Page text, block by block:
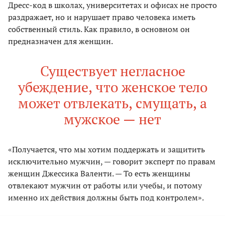
Дресс-код в школах, университетах и офисах не просто
раздражает, но и нарушает право человека иметь
собственный стиль. Как правило, в основном он
предназначен для женщин.
Существует негласное
убеждение, что женское тело
может отвлекать, смущать, а
мужское — нет
«Получается, что мы хотим поддержать и защитить
исключительно мужчин, — говорит эксперт по правам
женщин Джессика Валенти. — То есть женщины
отвлекают мужчин от работы или учебы, и потому
именно их действия должны быть под контролем».